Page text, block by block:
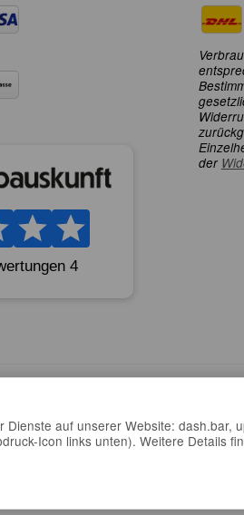
der
auf unserer Website: dash.bar,
Icon links unten). Weitere Details